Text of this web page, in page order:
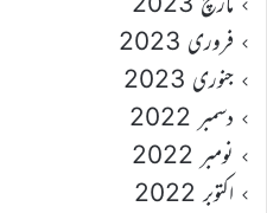
فروری 2023
جنوری 2023
دسمبر 2022
نومبر 2022
اکتوبر 2022